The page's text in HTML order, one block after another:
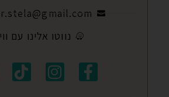
נווטו אלינו עם